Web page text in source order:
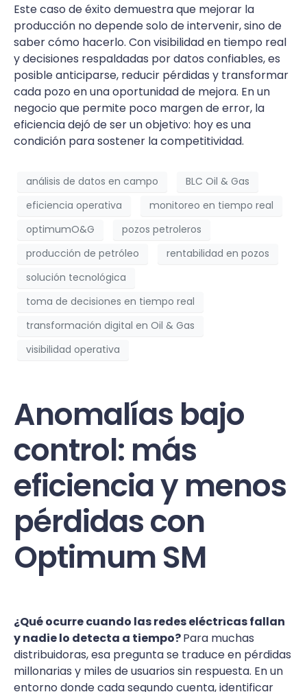
Este caso de éxito demuestra que mejorar la
producción no depende solo de intervenir, sino de
saber cómo hacerlo. Con visibilidad en tiempo real
y decisiones respaldadas por datos confiables, es
posible anticiparse, reducir pérdidas y transformar
cada pozo en una oportunidad de mejora. En un
negocio que permite poco margen de error, la
eficiencia dejó de ser un objetivo: hoy es una
condición para sostener la competitividad.
análisis de datos en campo
BLC Oil & Gas
eficiencia operativa
monitoreo en tiempo real
optimumO&G
pozos petroleros
producción de petróleo
rentabilidad en pozos
solución tecnológica
toma de decisiones en tiempo real
transformación digital en Oil & Gas
visibilidad operativa
Anomalías bajo
control: más
eficiencia y menos
pérdidas con
Optimum SM
¿Qué ocurre cuando las redes eléctricas fallan
y nadie lo detecta a tiempo?Para muchas
distribuidoras, esa pregunta se traduce en pérdidas
millonarias y miles de usuarios sin respuesta. En un
entorno donde cada segundo cuenta, identificar